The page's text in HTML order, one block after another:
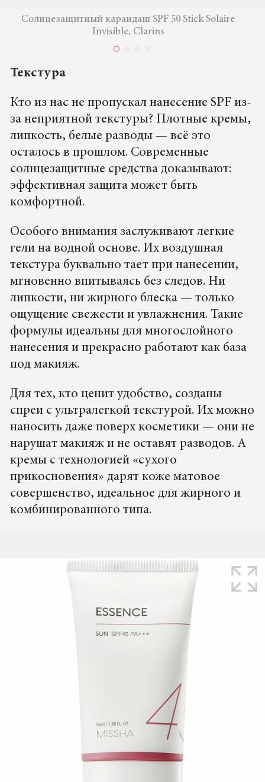
Солнцезащитный карандаш SPF 50 Stick Solaire
Invisible, Clarins
Текстура
Кто из нас не пропускал нанесение SPF из-
за неприятной текстуры? Плотные кремы,
липкость, белые разводы — всё это
осталось в прошлом. Современные
солнцезащитные средства доказывают:
эффективная защита может быть
комфортной.
Особого внимания заслуживают легкие
гели на водной основе. Их воздушная
текстура буквально тает при нанесении,
мгновенно впитываясь без следов. Ни
липкости, ни жирного блеска — только
ощущение свежести и увлажнения. Такие
формулы идеальны для многослойного
нанесения и прекрасно работают как база
под макияж.
Для тех, кто ценит удобство, созданы
спреи с ультралегкой текстурой. Их можно
наносить даже поверх косметики — они не
нарушат макияж и не оставят разводов. А
кремы с технологией «сухого
прикосновения» дарят коже матовое
совершенство, идеальное для жирного и
комбинированного типа.